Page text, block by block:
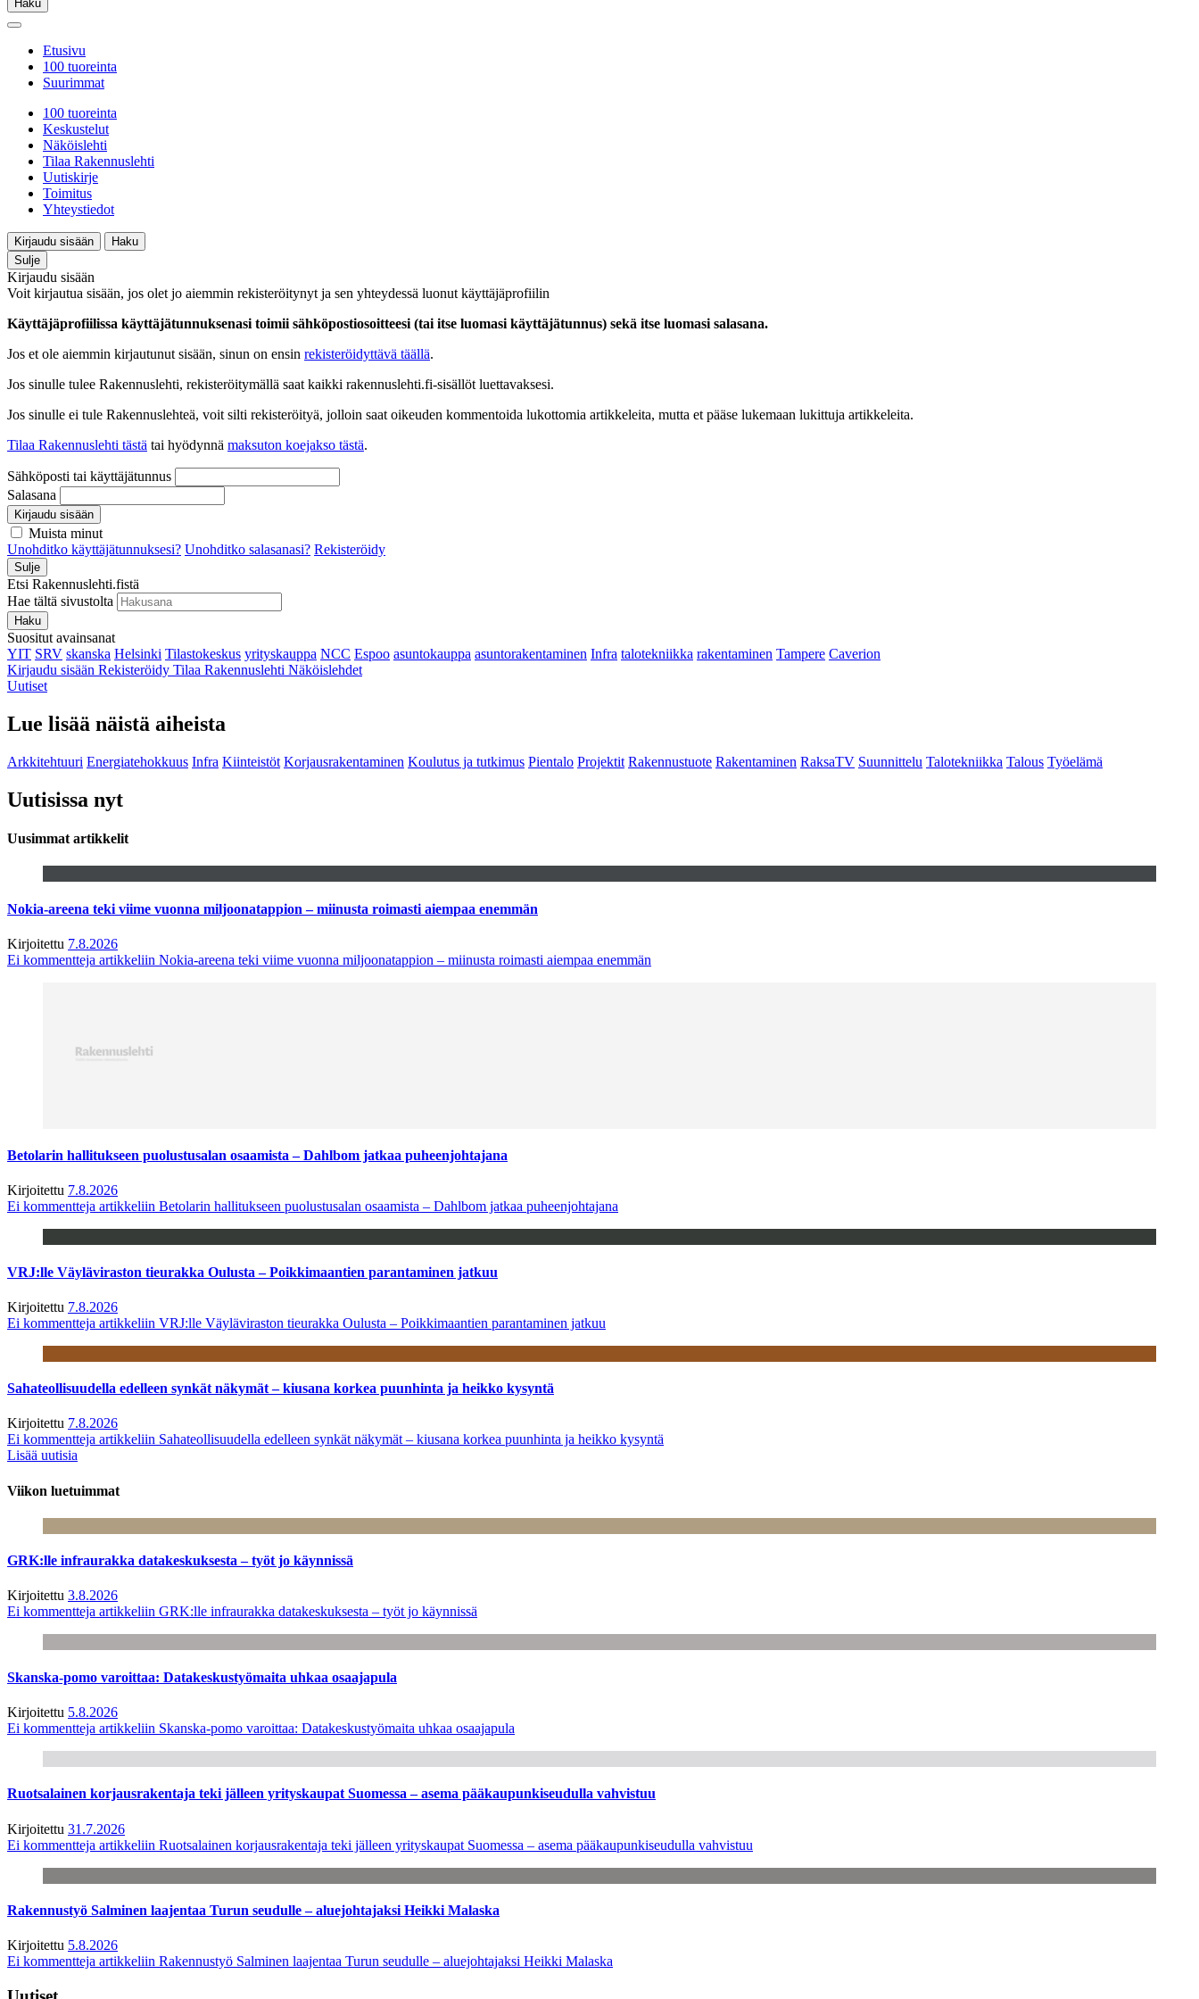
Haku
Etusivu
100 tuoreinta
Suurimmat
100 tuoreinta
Keskustelut
Näköislehti
Tilaa Rakennuslehti
Uutiskirje
Toimitus
Yhteystiedot
Kirjaudu sisään
Haku
Sulje
Kirjaudu sisään
Voit kirjautua sisään, jos olet jo aiemmin rekisteröitynyt ja sen yhteydessä luonut käyttäjäprofiilin
Käyttäjäprofiilissa käyttäjätunnuksenasi toimii sähköpostiosoitteesi (tai itse luomasi käyttäjätunnus) sekä itse luomasi salasana.
Jos et ole aiemmin kirjautunut sisään, sinun on ensin rekisteröidyttävä täällä.
Jos sinulle tulee Rakennuslehti, rekisteröitymällä saat kaikki rakennuslehti.fi-sisällöt luettavaksesi.
Jos sinulle ei tule Rakennuslehteä, voit silti rekisteröityä, jolloin saat oikeuden kommentoida lukottomia artikkeleita, mutta et pääse lukemaan lukittuja artikkeleita.
Tilaa Rakennuslehti tästä tai hyödynnä maksuton koejakso tästä.
Sähköposti tai käyttäjätunnus
Salasana
Kirjaudu sisään
Muista minut
Unohditko käyttäjätunnuksesi? Unohditko salasanasi? Rekisteröidy
Sulje
Etsi Rakennuslehti.fistä
Hae tältä sivustolta
Haku
Suositut avainsanat
YIT SRV skanska Helsinki Tilastokeskus yrityskauppa NCC Espoo asuntokauppa asuntorakentaminen Infra talotekniikka rakentaminen Tampere Caverion
Kirjaudu sisään Rekisteröidy Tilaa Rakennuslehti Näköislehdet
Uutiset
Lue lisää näistä aiheista
Arkkitehtuuri Energiatehokkuus Infra Kiinteistöt Korjausrakentaminen Koulutus ja tutkimus Pientalo Projektit Rakennustuote Rakentaminen RaksaTV Suunnittelu Talotekniikka Talous Työelämä
Uutisissa nyt
Uusimmat artikkelit
Nokia-areena teki viime vuonna miljoonatappion – miinusta roimasti aiempaa enemmän
Kirjoitettu 7.8.2026
Ei kommentteja artikkeliin Nokia-areena teki viime vuonna miljoonatappion – miinusta roimasti aiempaa enemmän
Betolarin hallitukseen puolustusalan osaamista – Dahlbom jatkaa puheenjohtajana
Kirjoitettu 7.8.2026
Ei kommentteja artikkeliin Betolarin hallitukseen puolustusalan osaamista – Dahlbom jatkaa puheenjohtajana
VRJ:lle Väyläviraston tieurakka Oulusta – Poikkimaantien parantaminen jatkuu
Kirjoitettu 7.8.2026
Ei kommentteja artikkeliin VRJ:lle Väyläviraston tieurakka Oulusta – Poikkimaantien parantaminen jatkuu
Sahateollisuudella edelleen synkät näkymät – kiusana korkea puunhinta ja heikko kysyntä
Kirjoitettu 7.8.2026
Ei kommentteja artikkeliin Sahateollisuudella edelleen synkät näkymät – kiusana korkea puunhinta ja heikko kysyntä
Lisää uutisia
Viikon luetuimmat
GRK:lle infraurakka datakeskuksesta – työt jo käynnissä
Kirjoitettu 3.8.2026
Ei kommentteja artikkeliin GRK:lle infraurakka datakeskuksesta – työt jo käynnissä
Skanska-pomo varoittaa: Datakeskustyömaita uhkaa osaajapula
Kirjoitettu 5.8.2026
Ei kommentteja artikkeliin Skanska-pomo varoittaa: Datakeskustyömaita uhkaa osaajapula
Ruotsalainen korjausrakentaja teki jälleen yrityskaupat Suomessa – asema pääkaupunkiseudulla vahvistuu
Kirjoitettu 31.7.2026
Ei kommentteja artikkeliin Ruotsalainen korjausrakentaja teki jälleen yrityskaupat Suomessa – asema pääkaupunkiseudulla vahvistuu
Rakennustyö Salminen laajentaa Turun seudulle – aluejohtajaksi Heikki Malaska
Kirjoitettu 5.8.2026
Ei kommentteja artikkeliin Rakennustyö Salminen laajentaa Turun seudulle – aluejohtajaksi Heikki Malaska